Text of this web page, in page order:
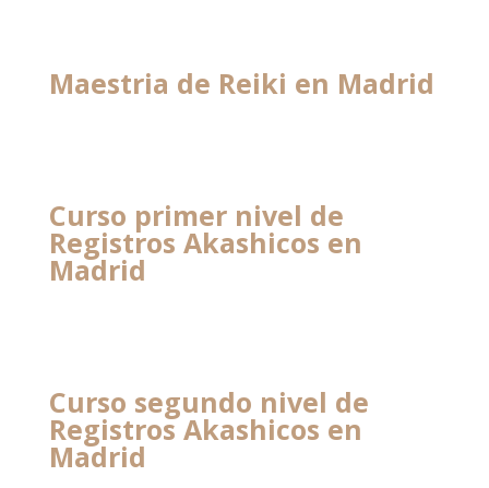
Maestria de Reiki en Madrid
Curso primer nivel de
Registros Akashicos en
Madrid
Curso segundo nivel de
Registros Akashicos en
Madrid